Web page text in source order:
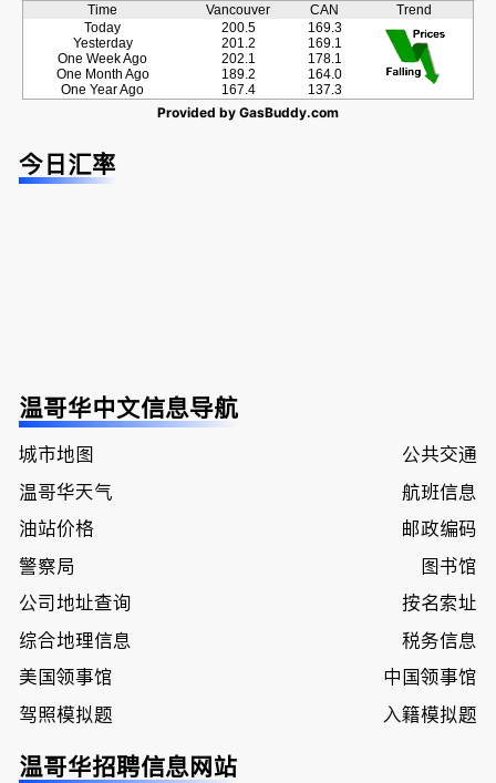
Time Vancouver CAN
Trend
Today
Yesterday
One Week Ago
One Month Ago
One Year Ago
200.5
201.2
202.1
189.2
167.4
169.3
169.1
178.1
164.0
137.3
Provided by GasBuddy.com
今日汇率
温哥华中文信息导航
城市地图
公共交通
温哥华天气
航班信息
油站价格
邮政编码
警察局
图书馆
公司地址查询
按名索址
综合地理信息
税务信息
美国领事馆
中国领事馆
驾照模拟题
入籍模拟题
温哥华招聘信息网站